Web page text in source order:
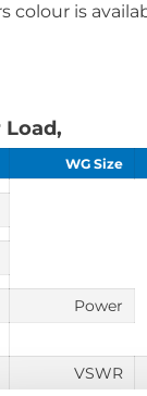
colour is
WG Size
Power
VSWR